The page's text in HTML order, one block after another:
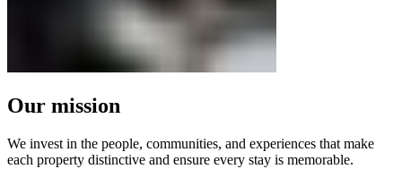
Our mission​​​​‌ ‍ ​‍​‍‌‍ ‌ ​‍‌‍‍‌‌‍‌ ‌‍‍‌‌‍ ‍​‍​‍​ ‍‍​‍​‍‌ ​ ‌‍​‌‌‍ ‍‌‍‍‌‌ ‌​‌ ‍‌​‍ ‍‌‍‍‌‌‍ ​‍​‍​‍ ​​‍​‍‌‍‍​‌ ​‍‌‍‌‌‌‍‌‍​‍​‍​ ‍‍​‍​‍‌‍‍​‌ ‌​‌ ‌​‌ ​​‌ ​ ​ ‍‍​‍ ​‍ ‌‍ ​​‍ ‌‌‍​‌‌‍ ‍‌‍‌​​‍ ‌‌ ​‍​‍ ‌‌‍‍​‌‍ ‌ ‌​‌‍‌‌‌‍ ​‌ ​ ​‍ ‌‌ ​ ‌ ‌​‌ ‌‌‌‍‌​‌‍‍‌‌‍ ​‍ ‍‌ ‌‍‌‍‌‌‌ ​‍‌‍​ ‌‍‌‌‌‍ ​​‍ ‍‌‍​‌‌ ​​‌ ​​​‍ ‌‍‍‌‌‍ ‍‌ ‌​‌‍‌‌‌‍ ‍‌ ‌​​‍ ‌‍‌‌‌‍‌​‌‍‍‌‌ ‌​​‍ ‌‍ ‌‌‍ ‌‍‌​‌‍‌‌​ ‌‌ ​​‌ ​‍‌‍‌‌‌ ​ ‌‍‌‌‌‍ ‍‌ ‌​‌‍​‌‌ ‌​‌‍‍‌‌‍ ‌‍ ‍​ ‍ ‌‍‍‌‌‍‌​​ ‌‌‍‌‍​ ‍‌‌‍‌‍‌‍​‌​ ‍‌‌‍‌‍​ ​ ‌‍‌‍​‍ ‌​ ‌ ​ ‍​​ ‍‌‌‍‌‍​‍ ‌​ ‌​​ ​‍‌‍​‌​ ​‌​‍ ‌​ ‍‌​ ‌​‌‍‌‍​ ​‍​‍ ‌‌‍‌‌​ ​​‌‍‌‍‌‍​‌‌‍‌‍​ ‌‍‌‍‌‍​ ​​​ ‌ ​ ‌‍​ ‌​​ ​ ​ ‍ ‌ ‌​‌ ‍‌‌ ​​‌‍‌‌​ ‌‌ ​​‌‍​‌‌‍‌ ‌‍‌‌​ ‍ ‌ ​​‌‍​‌‌ ‌​‌‍‍​​ ‌‌ ​​‌‍​‌‌‍‌ ‌‍‌‌‌​​‍‌ ‌‌‌‍‍‌‌‍ ​‌‍‌​‌‍‌‌‌ ​‍​‍‌‌​ ‌‌‌​​‍‌‌ ‌‍‍ ‌‍‌‌‌ ‍‌​‍‌‌​ ​ ‌​‌​​‍‌‌​ ​ ‌​‌​​‍‌‌​ ​‍​ ​‍​ ​‌‌‍‌​​ ‌‍‌‍​ ​ ‍​​ ​‍‌‍​ ​ ​‌​ ‌​‌‍‌‌‌‍‌​​ ‌ ​‍‌‌​ ​‍​ ​‍​‍‌‌​ ‌‌‌​‌​​‍ ‍‌ ‌​‌‍‍‌‌ ‌​‌‍ ​‌‍‌‌​ ‌‍​‍‌‍​‌‌ ​ ‌‍‌‌‌‌‌‌‌ ​‍‌‍ ​​ ‌‌‍‍​‌ ‌​‌ ‌​‌ ​​‌ ​ ​‍‌‌​ ​ ‌​​‌​‍‌‌​ ​‍‌​‌‍​‍‌‌​ ​‍‌​‌‍‌‍ ​​‍ ‌‌‍​‌‌‍ ‍‌‍‌​​‍ ‌‌ ​‍​‍ ‌‌‍‍​‌‍ ‌ ‌​‌‍‌‌‌‍ ​‌ ​ ​‍ ‌‌ ​ ‌ ‌​‌ ‌‌‌‍‌​‌‍‍‌‌‍ ​‍ ‍‌ ‌‍‌‍‌‌‌ ​‍‌‍​ ‌‍‌‌‌‍ ​​‍ ‍‌‍​‌‌ ​​‌ ​​​‍‌‍‌‍‍‌‌‍‌​​ ‌‌‍‌‍​ ‍‌‌‍‌‍‌‍​‌​ ‍‌‌‍‌‍​ ​ ‌‍‌‍​‍ ‌​ ‌ ​ ‍​​ ‍‌‌‍‌‍​‍ ‌​ ‌​​ ​‍‌‍​‌​ ​‌​‍ ‌​ ‍‌​ ‌​‌‍‌‍​ ​‍​‍ ‌‌‍‌‌​ ​​‌‍‌‍‌‍​‌‌‍‌‍​ ‌‍‌‍‌‍​ ​​​ ‌ ​ ‌‍​ ‌​​ ​ ​‍‌‍‌ ‌​‌ ‍‌‌ ​​‌‍‌‌​ ‌‌ ​​‌‍​‌‌‍‌ ‌‍‌‌​‍‌‍‌ ​​‌‍​‌‌ ‌​‌‍‍​​ ‌‌ ​​‌‍​‌‌‍‌ ‌‍‌‌‌​​‍‌ ‌‌‌‍‍‌‌‍ ​‌‍‌​‌‍‌‌‌ ​‍​‍‌‌​ ‌‌‌​​‍‌‌ ‌‍‍ ‌‍‌‌‌ ‍‌​‍‌‌​ ​ ‌​‌​​‍‌‌​ ​ ‌​‌​​‍‌‌​ ​‍​ ​‍​ ​‌‌‍‌​​ ‌‍‌‍​ ​ ‍​​ ​‍‌‍​ ​ ​‌​ ‌​‌‍‌‌‌‍‌​​ ‌ ​‍‌‌​ ​‍​ ​‍​‍‌‌​ ‌‌‌​‌​​‍ ‍‌ ‌​‌‍‍‌‌ ‌​‌‍ ​‌‍‌‌​‍‌‍‌ ​​‌‍‌‌‌ ​‍‌ ​ ‌ ​​‌‍‌‌‌‍​ ‌ ‌​‌‍‍‌‌ ‌‍‌‍‌‌​ ‌‌ ​​‌ ‌‌‌‍​‍‌‍ ​‌‍‍‌‌ ​ ‌‍‍​‌‍‌‌‌‍‌​​‍​‍‌ ‌
We invest in the people, communities, and experiences that make
each property distinctive and ensure every stay is memorable.​​​​‌ ‍ ​‍​‍‌‍ ‌ ​‍‌‍‍‌‌‍‌ ‌‍‍‌‌‍ ‍​‍​‍​ ‍‍​‍​‍‌ ​ ‌‍​‌‌‍ ‍‌‍‍‌‌ ‌​‌ ‍‌​‍ ‍‌‍‍‌‌‍ ​‍​‍​‍ ​​‍​‍‌‍‍​‌ ​‍‌‍‌‌‌‍‌‍​‍​‍​ ‍‍​‍​‍‌‍‍​‌ ‌​‌ ‌​‌ ​​‌ ​ ​ ‍‍​‍ ​‍ ‌‍ ​​‍ ‌‌‍​‌‌‍ ‍‌‍‌​​‍ ‌‌ ​‍​‍ ‌‌‍‍​‌‍ ‌ ‌​‌‍‌‌‌‍ ​‌ ​ ​‍ ‌‌ ​ ‌ ‌​‌ ‌‌‌‍‌​‌‍‍‌‌‍ ​‍ ‍‌ ‌‍‌‍‌‌‌ ​‍‌‍​ ‌‍‌‌‌‍ ​​‍ ‍‌‍​‌‌ ​​‌ ​​​‍ ‌‍‍‌‌‍ ‍‌ ‌​‌‍‌‌‌‍ ‍‌ ‌​​‍ ‌‍‌‌‌‍‌​‌‍‍‌‌ ‌​​‍ ‌‍ ‌‌‍ ‌‍‌​‌‍‌‌​ ‌‌ ​​‌ ​‍‌‍‌‌‌ ​ ‌‍‌‌‌‍ ‍‌ ‌​‌‍​‌‌ ‌​‌‍‍‌‌‍ ‌‍ ‍​ ‍ ‌‍‍‌‌‍‌​​ ‌‌‍‌‍​ ‍‌‌‍‌‍‌‍​‌​ ‍‌‌‍‌‍​ ​ ‌‍‌‍​‍ ‌​ ‌ ​ ‍​​ ‍‌‌‍‌‍​‍ ‌​ ‌​​ ​‍‌‍​‌​ ​‌​‍ ‌​ ‍‌​ ‌​‌‍‌‍​ ​‍​‍ ‌‌‍‌‌​ ​​‌‍‌‍‌‍​‌‌‍‌‍​ ‌‍‌‍‌‍​ ​​​ ‌ ​ ‌‍​ ‌​​ ​ ​ ‍ ‌ ‌​‌ ‍‌‌ ​​‌‍‌‌​ ‌‌ ​​‌‍​‌‌‍‌ ‌‍‌‌​ ‍ ‌ ​​‌‍​‌‌ ‌​‌‍‍​​ ‌‌ ​​‌‍​‌‌‍‌ ‌‍‌‌‌​​‍‌ ‌‌‌‍‍‌‌‍ ​‌‍‌​‌‍‌‌‌ ​‍​‍‌‌​ ‌‌‌​​‍‌‌ ‌‍‍ ‌‍‌‌‌ ‍‌​‍‌‌​ ​ ‌​‌​​‍‌‌​ ​ ‌​‌​​‍‌‌​ ​‍​ ​‍​ ​‌‌‍‌​​ ‌‍‌‍​ ​ ‍​​ ​‍‌‍​ ​ ​‌​ ‌​‌‍‌‌‌‍‌​​ ‌ ​‍‌‌​ ​‍​ ​‍​‍‌‌​ ‌‌‌​‌​​‍ ‍‌‍​ ‌‍ ‌ ​​‌ ‍‌​ ‌‍​‍‌‍​‌‌ ​ ‌‍‌‌‌‌‌‌‌ ​‍‌‍ ​​ ‌‌‍‍​‌ ‌​‌ ‌​‌ ​​‌ ​ ​‍‌‌​ ​ ‌​​‌​‍‌‌​ ​‍‌​‌‍​‍‌‌​ ​‍‌​‌‍‌‍ ​​‍ ‌‌‍​‌‌‍ ‍‌‍‌​​‍ ‌‌ ​‍​‍ ‌‌‍‍​‌‍ ‌ ‌​‌‍‌‌‌‍ ​‌ ​ ​‍ ‌‌ ​ ‌ ‌​‌ ‌‌‌‍‌​‌‍‍‌‌‍ ​‍ ‍‌ ‌‍‌‍‌‌‌ ​‍‌‍​ ‌‍‌‌‌‍ ​​‍ ‍‌‍​‌‌ ​​‌ ​​​‍‌‍‌‍‍‌‌‍‌​​ ‌‌‍‌‍​ ‍‌‌‍‌‍‌‍​‌​ ‍‌‌‍‌‍​ ​ ‌‍‌‍​‍ ‌​ ‌ ​ ‍​​ ‍‌‌‍‌‍​‍ ‌​ ‌​​ ​‍‌‍​‌​ ​‌​‍ ‌​ ‍‌​ ‌​‌‍‌‍​ ​‍​‍ ‌‌‍‌‌​ ​​‌‍‌‍‌‍​‌‌‍‌‍​ ‌‍‌‍‌‍​ ​​​ ‌ ​ ‌‍​ ‌​​ ​ ​‍‌‍‌ ‌​‌ ‍‌‌ ​​‌‍‌‌​ ‌‌ ​​‌‍​‌‌‍‌ ‌‍‌‌​‍‌‍‌ ​​‌‍​‌‌ ‌​‌‍‍​​ ‌‌ ​​‌‍​‌‌‍‌ ‌‍‌‌‌​​‍‌ ‌‌‌‍‍‌‌‍ ​‌‍‌​‌‍‌‌‌ ​‍​‍‌‌​ ‌‌‌​​‍‌‌ ‌‍‍ ‌‍‌‌‌ ‍‌​‍‌‌​ ​ ‌​‌​​‍‌‌​ ​ ‌​‌​​‍‌‌​ ​‍​ ​‍​ ​‌‌‍‌​​ ‌‍‌‍​ ​ ‍​​ ​‍‌‍​ ​ ​‌​ ‌​‌‍‌‌‌‍‌​​ ‌ ​‍‌‌​ ​‍​ ​‍​‍‌‌​ ‌‌‌​‌​​‍ ‍‌‍​ ‌‍ ‌ ​​‌ ‍‌​‍‌‍‌ ​​‌‍‌‌‌ ​‍‌ ​ ‌ ​​‌‍‌‌‌‍​ ‌ ‌​‌‍‍‌‌ ‌‍‌‍‌‌​ ‌‌ ​​‌ ‌‌‌‍​‍‌‍ ​‌‍‍‌‌ ​ ‌‍‍​‌‍‌‌‌‍‌​​‍​‍‌ ‌